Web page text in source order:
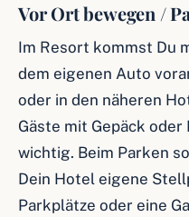
Vor Ort bewegen /
Im Resort kommst Du
dem eigenen Auto
oder in den näheren
Gäste mit Gepäck
wichtig. Beim Parken
Dein Hotel eigene
Parkplätze oder eine